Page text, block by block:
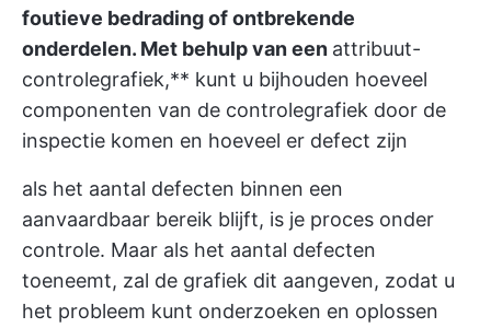
foutieve bedrading of ontbrekende
onderdelen. Met behulp van een attribuut-
controlegrafiek,** kunt u bijhouden hoeveel
componenten van de controlegrafiek door de
inspectie komen en hoeveel er defect zijn
als het aantal defecten binnen een
aanvaardbaar bereik blijft, is je proces onder
controle. Maar als het aantal defecten
toeneemt, zal de grafiek dit aangeven, zodat u
het probleem kunt onderzoeken en oplossen